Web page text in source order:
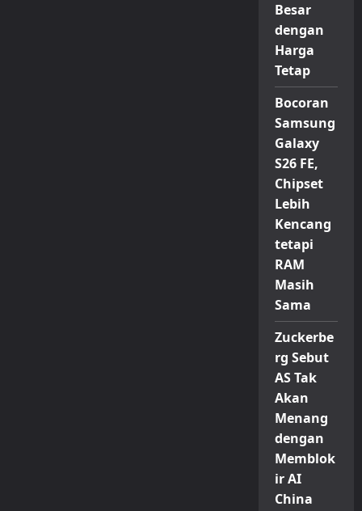
Besar
dengan
Harga
Tetap
Bocoran
Samsung
Galaxy
S26 FE,
Chipset
Lebih
Kencang
tetapi
RAM
Masih
Sama
Zuckerbe
rg Sebut
AS Tak
Akan
Menang
dengan
Memblok
ir AI
China